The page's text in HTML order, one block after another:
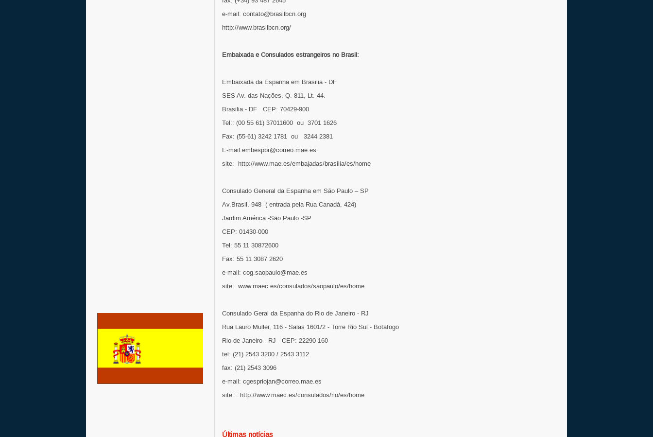
e-mail: contato@brasilbcn.org
http://www.brasilbcn.org/
Embaixada e Consulados estrangeiros no Brasil:
Embaixada da Espanha em Brasilia - DF
SES Av. das Nações, Q. 811, Lt. 44.
Brasilia - DF CEP: 70429-900
Tel:: (00 55 61) 37011600 ou 3701 1626
Fax: (55-61) 3242 1781 ou 3244 2381
E-mail:embespbr@correo.mae.es
site: http://www.mae.es/embajadas/brasilia/es/home
Consulado General da Espanha em São Paulo – SP
Av.Brasil, 948 ( entrada pela Rua Canadá, 424)
Jardim América -São Paulo -SP
CEP: 01430-000
Tel: 55 11 30872600
Fax: 55 11 3087 2620
e-mail: cog.saopaulo@mae.es
site: www.maec.es/consulados/saopaulo/es/home
Consulado Geral da Espanha do Rio de Janeiro - RJ
Rua Lauro Muller, 116 - Salas 1601/2 - Torre Rio Sul - Botafogo
Rio de Janeiro - RJ - CEP: 22290 160
tel: (21) 2543 3200 / 2543 3112
fax: (21) 2543 3096
e-mail: cgespriojan@correo.mae.es
site: : http://www.maec.es/consulados/rio/es/home
Últimas notícias